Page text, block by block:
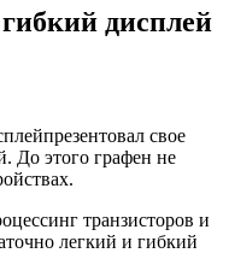
дисплей
презентовал свое
До этого графен не
транзисторов и
легкий и гибкий